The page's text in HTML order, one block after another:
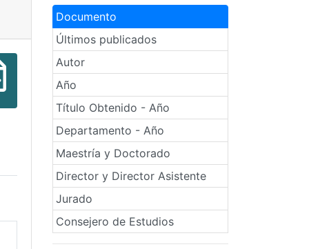
Documento
Últimos publicados
Autor
Año
Título Obtenido - Año
Departamento - Año
Maestría y Doctorado
Director y Director Asistente
Jurado
Consejero de Estudios